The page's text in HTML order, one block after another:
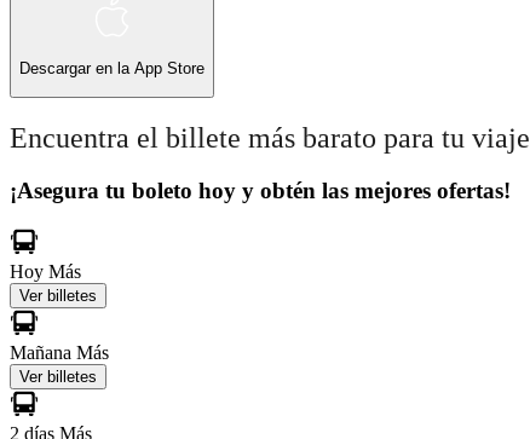
Descargar en la App Store
Encuentra el billete más barato para tu viaje
¡Asegura tu boleto hoy y obtén las mejores ofertas!
Hoy Más
Ver billetes
Mañana Más
Ver billetes
2 días Más